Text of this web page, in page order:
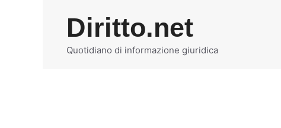
Diritto.net
Quotidiano di informazione giuridica